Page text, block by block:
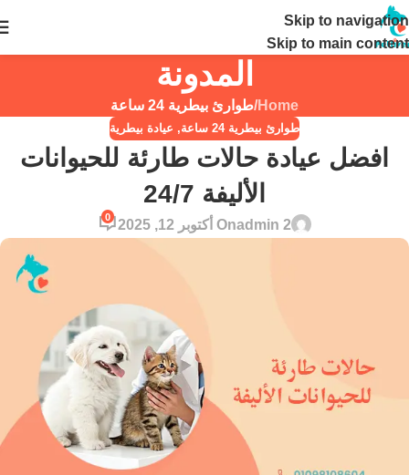
Skip to navigation
Skip to main content
المدونة
Home
/طوارئ بيطرية 24 ساعة
طوارئ بيطرية 24 ساعة , عيادة بيطرية
افضل عيادة حالات طارئة للحيوانات
الأليفة 24/7
admin 2On أكتوبر 12, 2025
0